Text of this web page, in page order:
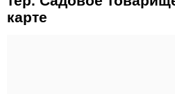
карте